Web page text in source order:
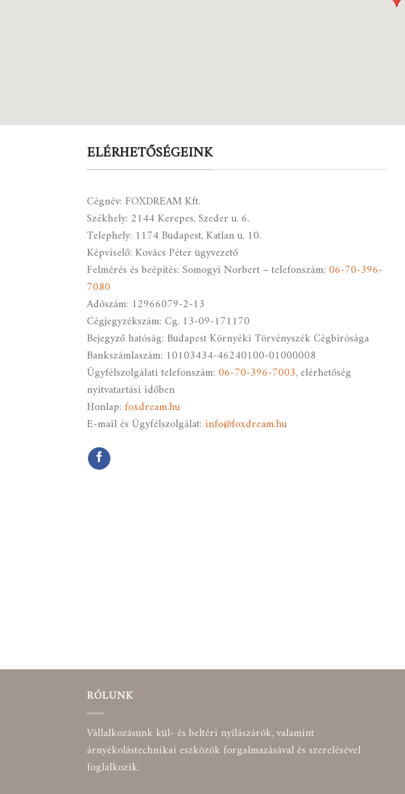
ELÉRHETŐSÉGEINK
Cégnév: FOXDREAM Kft.
Székhely: 2144 Kerepes, Szeder u. 6.
Telephely: 1174 Budapest, Katlan u. 10.
Képviselő: Kovács Péter ügyvezető
Felmérés és beépítés: Somogyi Norbert – telefonszám: 06-70-396-
7080
Adószám: 12966079-2-13
Cégjegyzékszám: Cg. 13-09-171170
Bejegyző hatóság: Budapest Környéki Törvényszék Cégbírósága
Bankszámlaszám: 10103434-46240100-01000008
Ügyfélszolgálati telefonszám: 06-70-396-7003, elérhetőség
nyitvatartási időben
Honlap:foxdream.hu
E-mail és Ügyfélszolgálat: info@foxdream.hu
RÓLUNK
Vállalkozásunk kül- és beltéri nyílászárók, valamint
árnyékolástechnikai eszközök forgalmazásával és szerelésével
foglalkozik.